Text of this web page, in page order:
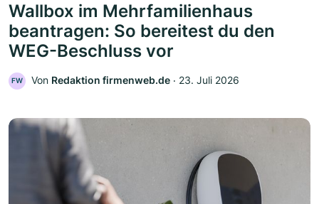
Wallbox im Mehrfamilienhaus
beantragen: So bereitest du den
WEG-Beschluss vor
FW Von Redaktion firmenweb.de ‧ 23. Juli 2026